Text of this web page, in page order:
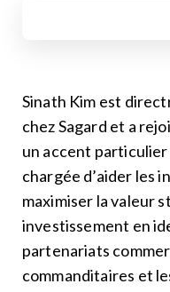
Sinath Kim est
chez Sagard et a
un accent
chargée d’aider les
maximiser la valeur
investissement en
partenariats
commanditaires et